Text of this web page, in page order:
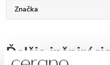
Značka
Ďalšia inšpirácia